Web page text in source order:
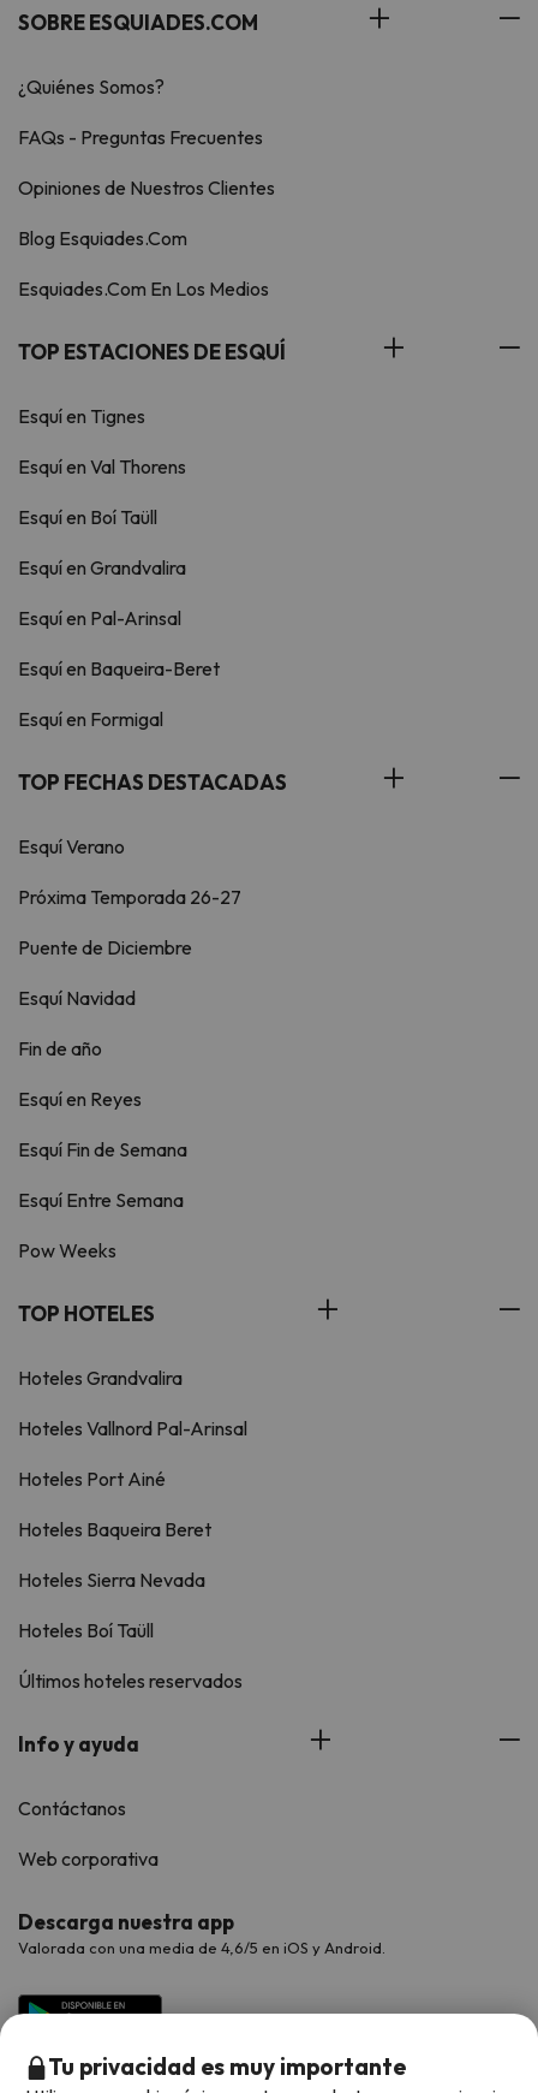
SOBRE ESQUIADES.COM
¿Quiénes Somos?
FAQs - Preguntas Frecuentes
Opiniones de Nuestros Clientes
Blog Esquiades.Com
Esquiades.Com En Los Medios
TOP ESTACIONES DE ESQUÍ
Esquí en Tignes
Esquí en Val Thorens
Esquí en Boí Taüll
Esquí en Grandvalira
Esquí en Pal-Arinsal
Esquí en Baqueira-Beret
Esquí en Formigal
TOP FECHAS DESTACADAS
Esquí Verano
Próxima Temporada 26-27
Puente de Diciembre
Esquí Navidad
Fin de año
Esquí en Reyes
Esquí Fin de Semana
Esquí Entre Semana
Pow Weeks
TOP HOTELES
Hoteles Grandvalira
Hoteles Vallnord Pal-Arinsal
Hoteles Port Ainé
Hoteles Baqueira Beret
Hoteles Sierra Nevada
Hoteles Boí Taüll
Últimos hoteles reservados
Info y ayuda
Contáctanos
Web corporativa
Descarga nuestra app
Valorada con una media de 4,6/5 en iOS y Android.
Tu privacidad es muy importante